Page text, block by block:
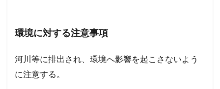
環境に対する注意事項
河川等に排出され、環境へ影響を起こさないよう
に注意する。